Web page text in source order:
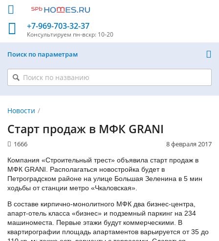
+7-969-703-32-37
Консультируем пн-вскр: 10-20
Поиск по параметрам
Новости
Старт продаж в МФК GRANI
8 февраля 2017
1666
Компания «Строительный трест» объявила старт продаж в
МФК GRANI. Располагаться новостройка будет в
Петроградском районе на улице Большая Зеленина в 5 мин
ходьбы от станции метро «Чкаловская».
В составе кирпично-монолитного МФК два бизнес-центра,
апарт-отель класса «бизнес» и подземный паркинг на 234
машиноместа. Первые этажи будут коммерческими. В
квартирографии площадь апартаментов варьируется от 35 до